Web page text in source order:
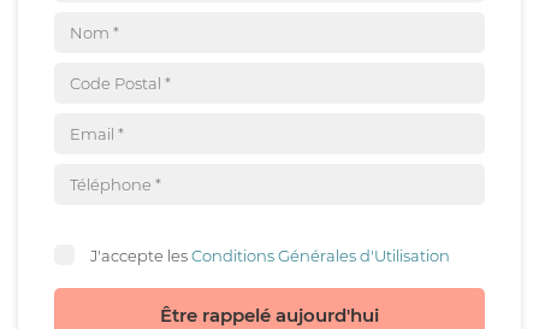
J'accepte lesConditions Générales d'Utilisation
Être rappelé aujourd'hui